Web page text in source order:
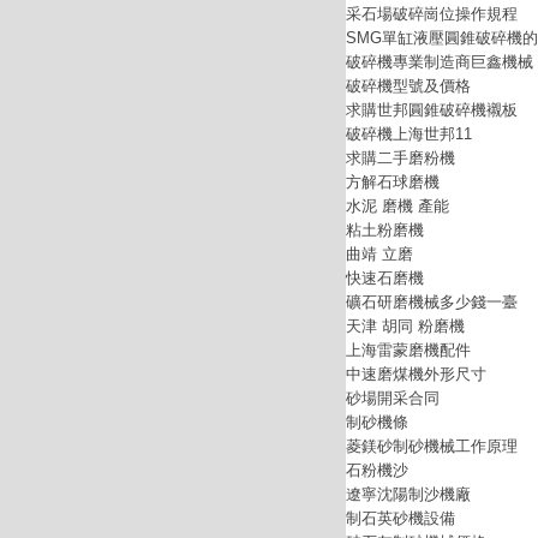
采石場破碎崗位操作規程
SMG單缸液壓圓錐破碎機
破碎機專業制造商巨鑫機械
破碎機型號及價格
求購世邦圓錐破碎機襯板
破碎機上海世邦11
求購二手磨粉機
方解石球磨機
水泥 磨機 產能
粘土粉磨機
曲靖 立磨
快速石磨機
礦石研磨機械多少錢一臺
天津 胡同 粉磨機
上海雷蒙磨機配件
中速磨煤機外形尺寸
砂場開采合同
制砂機條
菱鎂砂制砂機械工作原理
石粉機沙
遼寧沈陽制沙機廠
制石英砂機設備